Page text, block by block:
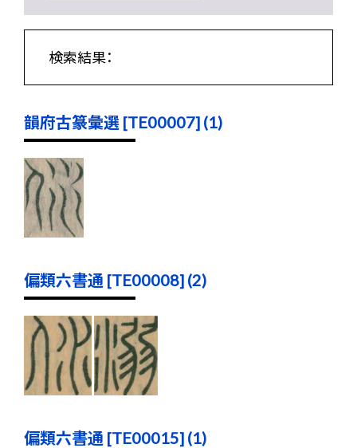
検索結果：
韻府古篆彙選 [TE00007] (1)
偏類六書通 [TE00008] (2)
偏類六書通 [TE00015] (1)